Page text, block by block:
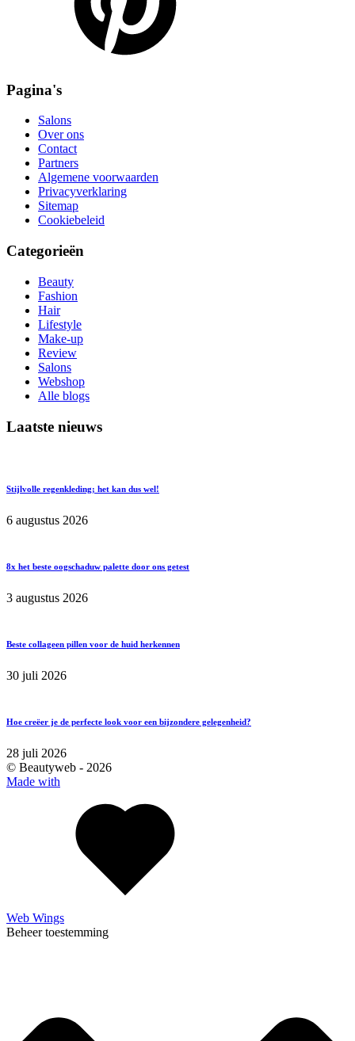
Pagina's
Salons
Over ons
Contact
Partners
Algemene voorwaarden
Privacyverklaring
Sitemap
Cookiebeleid
Categorieën
Beauty
Fashion
Hair
Lifestyle
Make-up
Review
Salons
Webshop
Alle blogs
Laatste nieuws
Stijlvolle regenkleding; het kan dus wel!
6 augustus 2026
8x het beste oogschaduw palette door ons getest
3 augustus 2026
Beste collageen pillen voor de huid herkennen
30 juli 2026
Hoe creëer je de perfecte look voor een bijzondere gelegenheid?
28 juli 2026
© Beautyweb - 2026
Made with
Web Wings
Beheer toestemming